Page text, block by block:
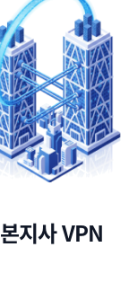
본지사 VPN